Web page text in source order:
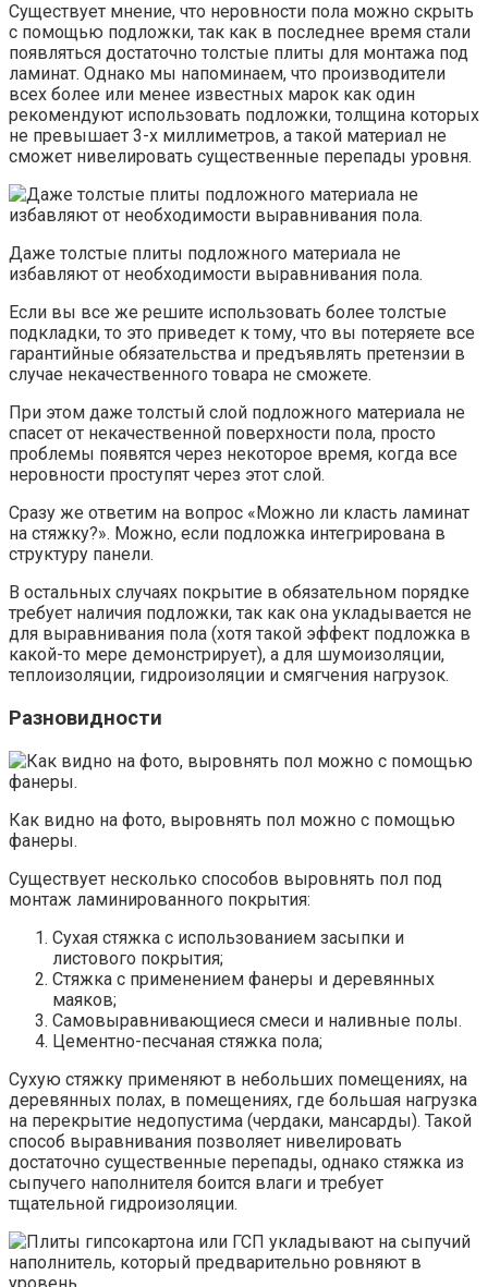
Существует мнение, что неровности пола можно скрыть
с помощью подложки, так как в последнее время стали
появляться достаточно толстые плиты для монтажа под
ламинат. Однако мы напоминаем, что производители
всех более или менее известных марок как один
рекомендуют использовать подложки, толщина которых
не превышает 3-х миллиметров, а такой материал не
сможет нивелировать существенные перепады уровня.
Даже толстые плиты подложного материала не
избавляют от необходимости выравнивания пола.
Если вы все же решите использовать более толстые
подкладки, то это приведет к тому, что вы потеряете все
гарантийные обязательства и предъявлять претензии в
случае некачественного товара не сможете.
При этом даже толстый слой подложного материала не
спасет от некачественной поверхности пола, просто
проблемы появятся через некоторое время, когда все
неровности проступят через этот слой.
Сразу же ответим на вопрос «Можно ли класть ламинат
на стяжку?». Можно, если подложка интегрирована в
структуру панели.
В остальных случаях покрытие в обязательном порядке
требует наличия подложки, так как она укладывается не
для выравнивания пола (хотя такой эффект подложка в
какой-то мере демонстрирует), а для шумоизоляции,
теплоизоляции, гидроизоляции и смягчения нагрузок.
Разновидности
Как видно на фото, выровнять пол можно с помощью
фанеры.
Существует несколько способов выровнять пол под
монтаж ламинированного покрытия:
Сухая стяжка с использованием засыпки и
листового покрытия;
Стяжка с применением фанеры и деревянных
маяков;
Самовыравнивающиеся смеси и наливные полы.
Цементно-песчаная стяжка пола;
Сухую стяжку применяют в небольших помещениях, на
деревянных полах, в помещениях, где большая нагрузка
на перекрытие недопустима (чердаки, мансарды). Такой
способ выравнивания позволяет нивелировать
достаточно существенные перепады, однако стяжка из
сыпучего наполнителя боится влаги и требует
тщательной гидроизоляции.